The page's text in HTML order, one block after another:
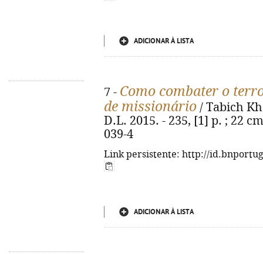
ADICIONAR À LISTA
7 - Como combater o
de missionário / Tabich
D.L. 2015. - 235, [1] p. ; 22
039-4
Link persistente: http://
ADICIONAR À LISTA